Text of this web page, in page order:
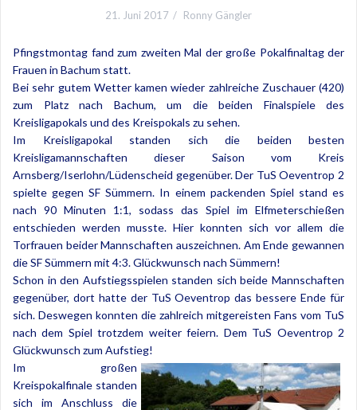
21. Juni 2017 Ronny Gängler
Pfingstmontag fand zum zweiten Mal der große Pokalfinaltag der
Frauen in Bachum statt.
Bei sehr gutem Wetter kamen wieder zahlreiche Zuschauer (420)
zum Platz nach Bachum, um die beiden Finalspiele des
Kreisligapokals und des Kreispokals zu sehen.
Im Kreisligapokal standen sich die beiden besten
Kreisligamannschaften dieser Saison vom Kreis
Arnsberg/Iserlohn/Lüdenscheid gegenüber. Der TuS Oeventrop 2
spielte gegen SF Sümmern. In einem packenden Spiel stand es
nach 90 Minuten 1:1, sodass das Spiel im Elfmeterschießen
entschieden werden musste. Hier konnten sich vor allem die
Torfrauen beider Mannschaften auszeichnen. Am Ende gewannen
die SF Sümmern mit 4:3. Glückwunsch nach Sümmern!
Schon in den Aufstiegsspielen standen sich beide Mannschaften
gegenüber, dort hatte der TuS Oeventrop das bessere Ende für
sich. Deswegen konnten die zahlreich mitgereisten Fans vom TuS
nach dem Spiel trotzdem weiter feiern. Dem TuS Oeventrop 2
Glückwunsch zum Aufstieg!
Im großen
Kreispokalfinale standen
sich im Anschluss die